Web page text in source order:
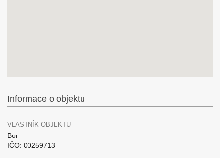
Informace o objektu
VLASTNÍK OBJEKTU
Bor
IČO: 00259713